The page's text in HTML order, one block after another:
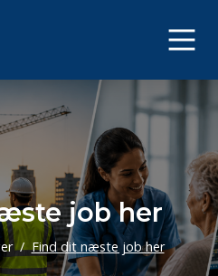
job her
Find dit næste job her